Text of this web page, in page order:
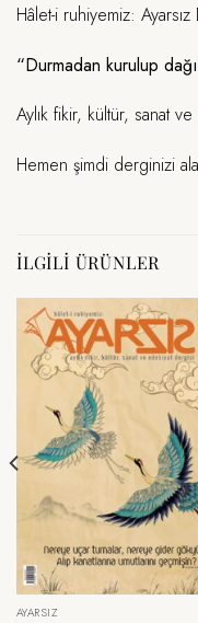
Hâlet-i ruhiyemiz:
“Durmadan kurulup
Aylık fikir, kültür, sanat
Hemen şimdi derginizi
İLGILI ÜRÜNLER
AYARSIZ